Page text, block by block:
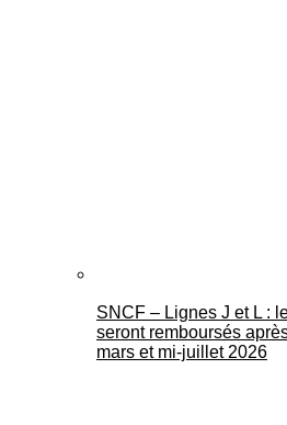
SNCF – Lignes J et L :
seront remboursés
mars et mi-juillet 2026